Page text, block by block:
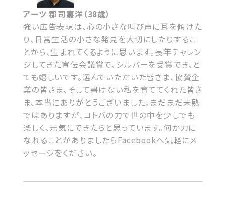
アーツ 郡司嘉洋（38歳）
強い広告表現は、心の小さな叫び声に耳を傾けた
り、日常生活の小さな発見を大切にしたりするこ
とから、生まれてくるように思います。長年チャレン
ジしてきた宣伝会議賞で、シルバーを受賞でき、と
ても嬉しいです。選んでいただいた皆さま、協賛企
業の皆さま、そして書けない私を育ててくれた皆さ
ま、本当にありがとうございました。まだまだ未熟
ではありますが、コトバの力で世の中を少しでも
楽しく、元気にできたらと思っています。何か力に
なれることがありましたらFacebookへ気軽にメ
ッセージをください。